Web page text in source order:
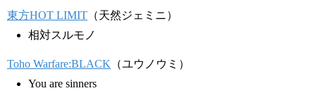
東方HOT LIMIT （天然ジェミニ）
相対スルモノ
Toho Warfare:BLACK （ユウノウミ）
You are sinners